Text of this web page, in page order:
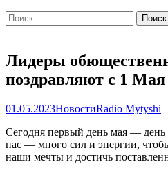
Найти:
Лидеры
поздравляют с 1 Мая
01.05.2023НовостиRadio Mytyshi
Сегодня первый день мая —
нас — много сил и энергии,
наши мечты и достичь